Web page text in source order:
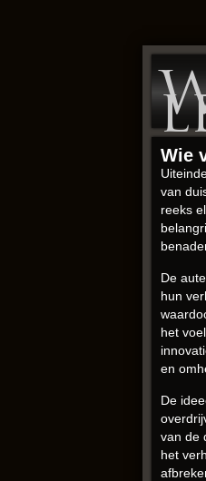
Wie
van
reeks
De
hun
het
en
De
van de
het